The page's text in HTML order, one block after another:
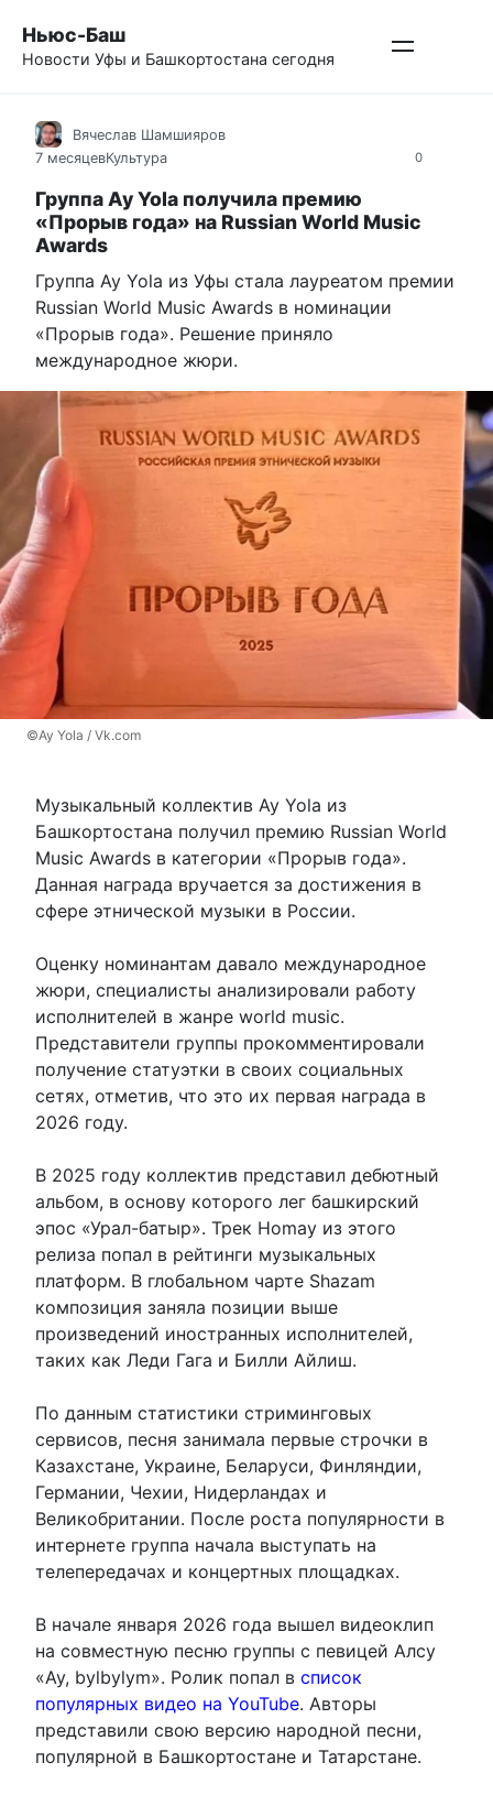
контенту
Ньюс-Баш
Новости Уфы и Башкортостана сегодня
0
Вячеслав Шамшияров
7 месяцевКультура
Группа Ay Yola получила премию
«Прорыв года» на Russian World Music
Awards
Группа Ay Yola из Уфы стала лауреатом премии
Russian World Music Awards в номинации
«Прорыв года». Решение приняло
международное жюри.
©Ay Yola / Vk.com
Музыкальный коллектив Ay Yola из
Башкортостана получил премию Russian World
Music Awards в категории «Прорыв года».
Данная награда вручается за достижения в
сфере этнической музыки в России.
Оценку номинантам давало международное
жюри, специалисты анализировали работу
исполнителей в жанре world music.
Представители группы прокомментировали
получение статуэтки в своих социальных
сетях, отметив, что это их первая награда в
2026 году.
В 2025 году коллектив представил дебютный
альбом, в основу которого лег башкирский
эпос «Урал-батыр». Трек Homay из этого
релиза попал в рейтинги музыкальных
платформ. В глобальном чарте Shazam
композиция заняла позиции выше
произведений иностранных исполнителей,
таких как Леди Гага и Билли Айлиш.
По данным статистики стриминговых
сервисов, песня занимала первые строчки в
Казахстане, Украине, Беларуси, Финляндии,
Германии, Чехии, Нидерландах и
Великобритании. После роста популярности в
интернете группа начала выступать на
телепередачах и концертных площадках.
В начале января 2026 года вышел видеоклип
на совместную песню группы с певицей Алсу
«Ay, bylbylym». Ролик попал в список
популярных видео на YouTube. Авторы
представили свою версию народной песни,
популярной в Башкортостане и Татарстане.